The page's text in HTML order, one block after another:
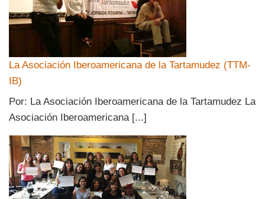
La Asociación Iberoamericana de la Tartamudez (TTM-
IB)
Por: La Asociación Iberoamericana de la Tartamudez La
Asociación Iberoamericana [...]